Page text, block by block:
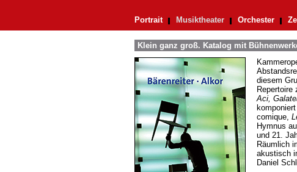
Portrait Musiktheater Orchester
Klein ganz groß. Katalog mit
diesem
Aci,
comique,
Hymnus
und 21.
Räumlich
akustisch
Daniel